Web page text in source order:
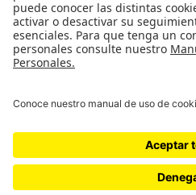
¿Quieres escribir en 070?
CONTÁCTANOS